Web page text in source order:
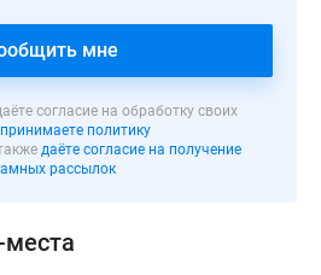
мне
согласие на обработку своих
политику
даёте согласие на получение
рассылок